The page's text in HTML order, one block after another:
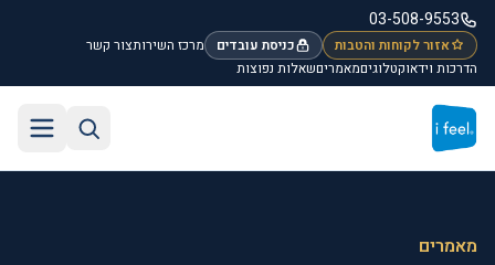
דלג לתוכן הראשי
03-508-9553
אזור לקוחות והטבות כניסת עובדים מרכז השירותצור קשר
הדרכות וידאוקטלוגיםמאמריםשאלות נפוצות
מאמרים